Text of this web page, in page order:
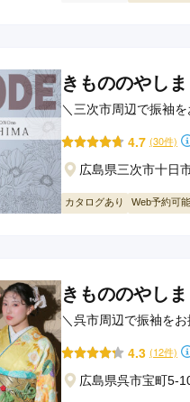
きもののやし
＼三次市周辺で振袖
4.7 (30件)
広島県三次市十日
カタログあり Web予約可能
きもののやし
＼呉市周辺で振袖を
4.3 (12件)
広島県呉市宝町5-